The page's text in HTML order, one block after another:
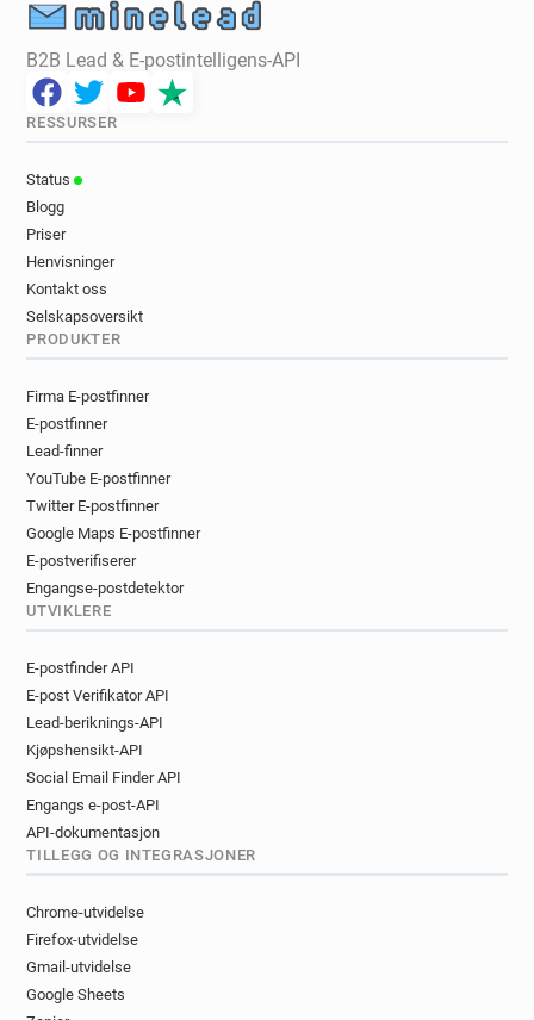
B2B Lead & E-postintelligens-API
RESSURSER
Status
Blogg
Priser
Henvisninger
Kontakt oss
Selskapsoversikt
PRODUKTER
Firma E-postfinner
E-postfinner
Lead-finner
YouTube E-postfinner
Twitter E-postfinner
Google Maps E-postfinner
E-postverifiserer
Engangse-postdetektor
UTVIKLERE
E-postfinder API
E-post Verifikator API
Lead-beriknings-API
Kjøpshensikt-API
Social Email Finder API
Engangs e-post-API
API-dokumentasjon
TILLEGG OG INTEGRASJONER
Chrome-utvidelse
Firefox-utvidelse
Gmail-utvidelse
Google Sheets